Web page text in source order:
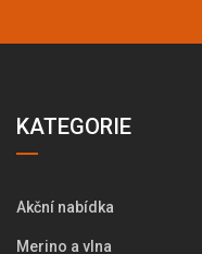
KATEGORIE
Akční nabídka
Merino a vlna